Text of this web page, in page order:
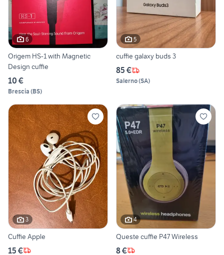
6
Origem HS-1 with Magnetic
Design cuffie
10 €
Brescia (BS)
5
cuffie galaxy buds 3
85 €
Salerno(SA)
3
Cuffie Apple
15 €
4
Queste cuffie P47 Wireless
8 €